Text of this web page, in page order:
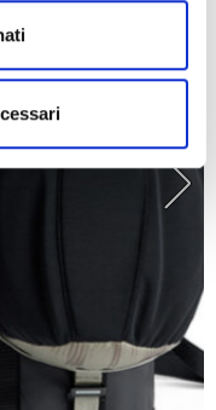
qualità e sfruttabilità